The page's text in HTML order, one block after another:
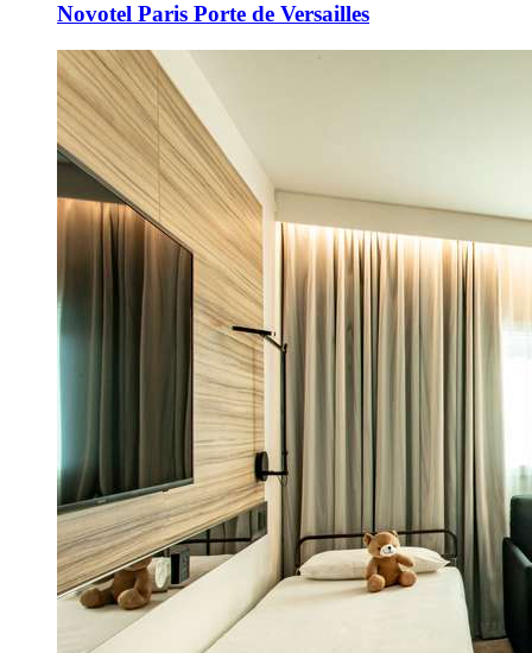
Novotel Paris Porte de Versailles